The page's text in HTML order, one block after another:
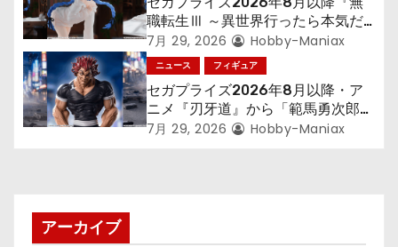
職転生Ⅲ ～異世界行ったら本気だ
す～』から「ロキシー」のフィギュ
アが登場！
7月 29, 2026 Hobby-Maniax
ニュース フィギュア
セガプライズ2026年8月以降・ア
ニメ『刃牙道』から「範馬勇次郎」
が登場ッッ!!
7月 29, 2026 Hobby-Maniax
アーカイブ